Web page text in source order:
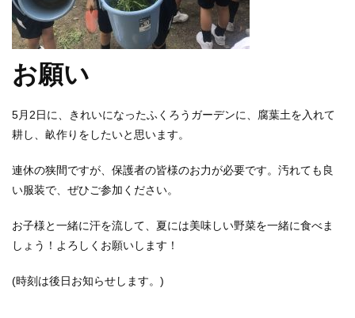
お願い
5月2日に、きれいになったふくろうガーデンに、腐葉土を入れて
耕し、畝作りをしたいと思います。
連休の狭間ですが、保護者の皆様のお力が必要です。汚れても良
い服装で、ぜひご参加ください。
お子様と一緒に汗を流して、夏には美味しい野菜を一緒に食べま
しょう！よろしくお願いします！
(時刻は後日お知らせします。)